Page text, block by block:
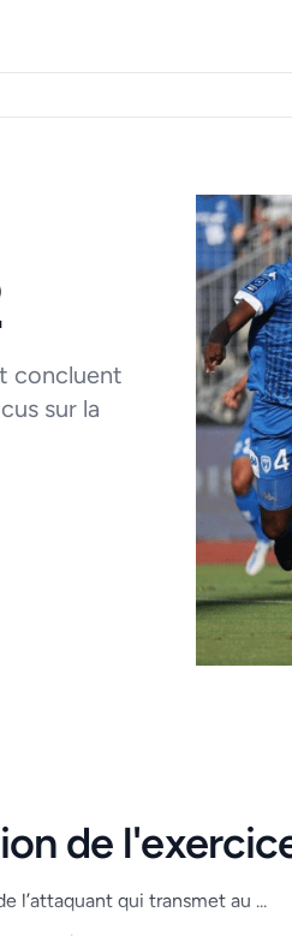
concluent
sur la
de
l’attaquant qui transmet au ...
.